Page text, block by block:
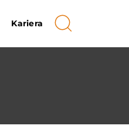
Kariera